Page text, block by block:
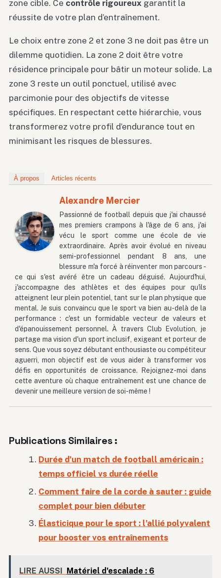
zone cible. Ce contrôle rigoureux garantit la
réussite de votre plan d’entraînement.
Le choix entre zone 2 et zone 3 ne doit pas être un
dilemme quotidien. La zone 2 doit être votre
résidence principale pour bâtir un moteur solide. La
zone 3 reste un outil ponctuel, utilisé avec
parcimonie pour des objectifs de vitesse
spécifiques. En respectant cette hiérarchie, vous
transformerez votre profil d’endurance tout en
minimisant les risques de blessures.
À propos Articles récents
Alexandre Mercier
Passionné de football depuis que j'ai chaussé
mes premiers crampons à l'âge de 6 ans, j'ai
vécu le sport comme une école de vie
extraordinaire. Après avoir évolué en niveau
semi-professionnel pendant 8 ans, une
blessure m'a forcé à réinventer mon parcours -
ce qui s'est avéré être un cadeau déguisé. Aujourd'hui,
j'accompagne des athlètes et des équipes pour qu'ils
atteignent leur plein potentiel, tant sur le plan physique que
mental. Je suis convaincu que le sport va bien au-delà de la
performance : c'est un formidable vecteur de valeurs et
d'épanouissement personnel. À travers Club Evolution, je
partage ma vision d'un sport inclusif, exigeant et porteur de
sens. Que vous soyez débutant enthousiaste ou compétiteur
aguerri, mon objectif est de vous aider à transformer vos
défis en opportunités de croissance. Rejoignez-moi dans
cette aventure où chaque entraînement est une chance de
devenir une meilleure version de soi-même !
Publications Similaires :
Durée d’un match de football américain :
temps officiel vs durée réelle
Comment faire de la corde à sauter : guide
complet pour bien débuter
Élasticique pour le sport : l’allié polyvalent
pour booster vos entraînements
LIRE AUSSI Matériel d'escalade : 6